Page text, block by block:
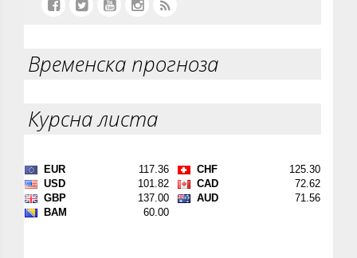
Временска прогноза
Курсна листа